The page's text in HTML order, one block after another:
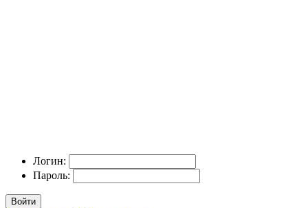
Логин:
Пароль:
Войти